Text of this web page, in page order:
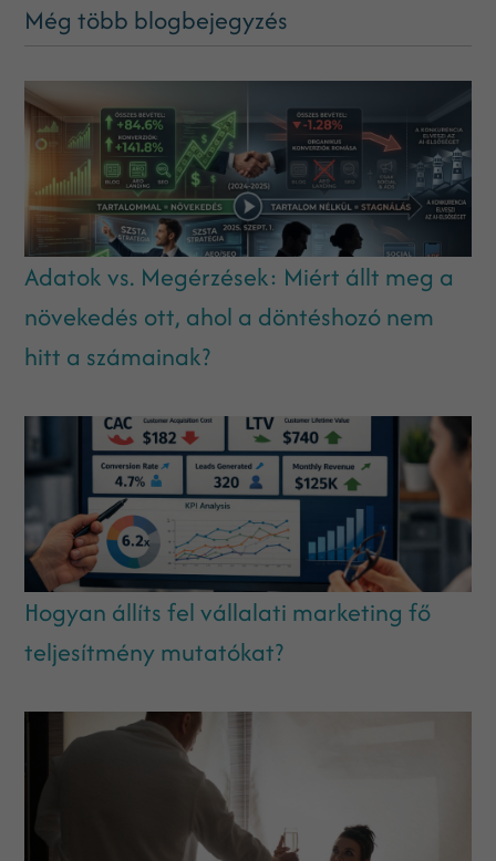
Még több blogbejegyzés
Adatok vs. Megérzések: Miért állt meg a
növekedés ott, ahol a döntéshozó nem
hitt a számainak?
Hogyan állíts fel vállalati marketing fő
teljesítmény mutatókat?